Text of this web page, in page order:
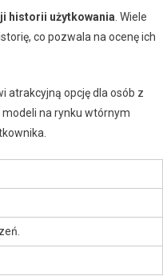
historii użytkowania . Wiele
co pozwala na ocenę ich
atrakcyjną opcję dla osób z
na rynku wtórnym